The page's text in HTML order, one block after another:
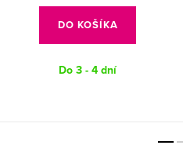
DO KOŠÍKA
Do 3 - 4 dní